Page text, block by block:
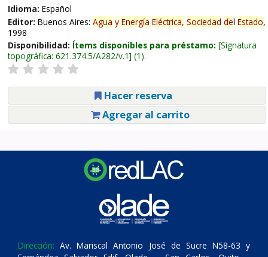
Idioma: Español
Editor: Buenos Aires: Agua y Energía Eléctrica, Sociedad del Estado,
1998
Disponibilidad: Ítems disponibles para préstamo: Signatura
topográfica: 621.374.5/A282/v.1 (1).
Hacer reserva
Agregar al carrito
Dirección: Av. Mariscal Antonio José de Sucre N58-63 y